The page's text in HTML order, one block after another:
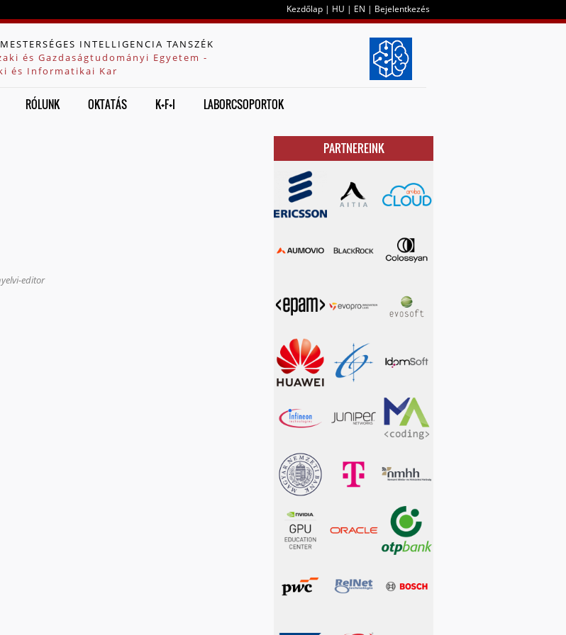
Kezdőlap | HU | EN | Bejelentkezés
INTELLIGENCIA TANSZÉK
és Gazdaságtudományi Egyetem -
és Informatikai Kar
RÓLUNK OKTATÁS K+F+I LABORCSOPORTOK
editor
PARTNEREINK